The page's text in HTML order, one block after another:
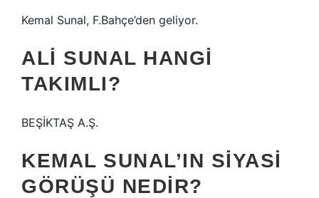
Kemal Sunal, F.Bahçe’den geliyor.
ALI SUNAL HANGI
TAKIMLI?
BEŞİKTAŞ A.Ş.
KEMAL SUNAL’IN SIYASI
GÖRÜŞÜ NEDIR?